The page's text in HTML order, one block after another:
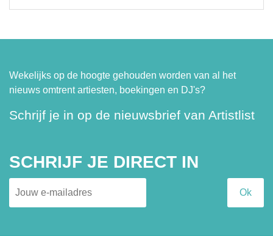
Wekelijks op de hoogte gehouden worden van al het
nieuws omtrent artiesten, boekingen en DJ's?
Schrijf je in op de nieuwsbrief van Artistlist
SCHRIJF JE DIRECT IN